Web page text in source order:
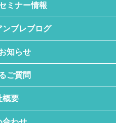
ミナー情報
ンブレブログ
知らせ
ご質問
概要